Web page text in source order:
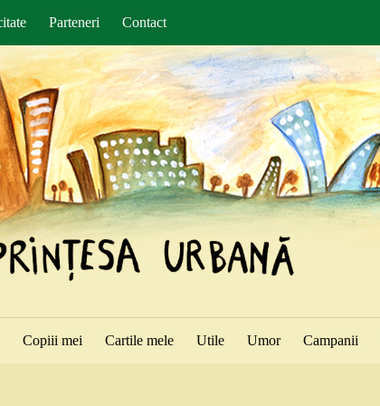
Parteneri Contact
Copiii mei Cartile mele Utile Umor Campanii